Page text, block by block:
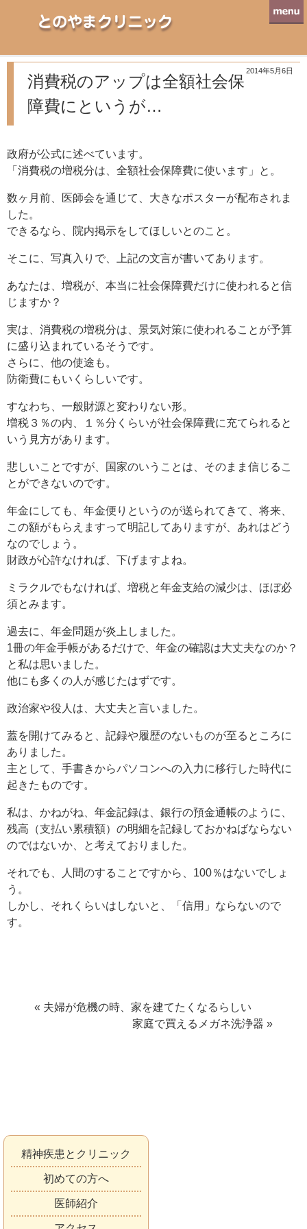
とのやまクリニック
2014年5月6日
消費税のアップは全額社会保
障費にというが…
政府が公式に述べています。
「消費税の増税分は、全額社会保障費に使います」と。
数ヶ月前、医師会を通じて、大きなポスターが配布されま
した。
できるなら、院内掲示をしてほしいとのこと。
そこに、写真入りで、上記の文言が書いてあります。
あなたは、増税が、本当に社会保障費だけに使われると信
じますか？
実は、消費税の増税分は、景気対策に使われることが予算
に盛り込まれているそうです。
さらに、他の使途も。
防衛費にもいくらしいです。
すなわち、一般財源と変わりない形。
増税３％の内、１％分くらいが社会保障費に充てられると
いう見方があります。
悲しいことですが、国家のいうことは、そのまま信じるこ
とができないのです。
年金にしても、年金便りというのが送られてきて、将来、
この額がもらえますって明記してありますが、あれはどう
なのでしょう。
財政が心許なければ、下げますよね。
ミラクルでもなければ、増税と年金支給の減少は、ほぼ必
須とみます。
過去に、年金問題が炎上しました。
1冊の年金手帳があるだけで、年金の確認は大丈夫なのか？
と私は思いました。
他にも多くの人が感じたはずです。
政治家や役人は、大丈夫と言いました。
蓋を開けてみると、記録や履歴のないものが至るところに
ありました。
主として、手書きからパソコンへの入力に移行した時代に
起きたものです。
私は、かねがね、年金記録は、銀行の預金通帳のように、
残高（支払い累積額）の明細を記録しておかねばならない
のではないか、と考えておりました。
それでも、人間のすることですから、100％はないでしょ
う。
しかし、それくらいはしないと、「信用」ならないので
す。
« 夫婦が危機の時、家を建てたくなるらしい
家庭で買えるメガネ洗浄器 »
精神疾患とクリニック
初めての方へ
医師紹介